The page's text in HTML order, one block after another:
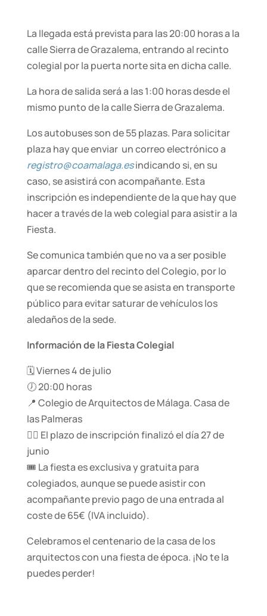
La llegada está prevista para las 20:00 horas a la
calle Sierra de Grazalema, entrando al recinto
colegial por la puerta norte sita en dicha calle.
La hora de salida será a las 1:00 horas desde el
mismo punto de la calle Sierra de Grazalema.
Los autobuses son de 55 plazas. Para solicitar
plaza hay que enviar un correo electrónico a
registro@coamalaga.esindicando si, en su
caso, se asistirá con acompañante. Esta
inscripción es independiente de la que hay que
hacer a través de la web colegial para asistir a la
Fiesta.
Se comunica también que no va a ser posible
aparcar dentro del recinto del Colegio, por lo
que se recomienda que se asista en transporte
público para evitar saturar de vehículos los
aledaños de la sede.
Información de la Fiesta Colegial
🗓️ Viernes 4 de julio
🕖 20:00 horas
📍 Colegio de Arquitectos de Málaga. Casa de
las Palmeras
✍🏽 El plazo de inscripción finalizó el día 27 de
junio
🎟️ La fiesta es exclusiva y gratuita para
colegiados, aunque se puede asistir con
acompañante previo pago de una entrada al
coste de 65€ (IVA incluido).
Celebramos el centenario de la casa de los
arquitectos con una fiesta de época. ¡No te la
puedes perder!